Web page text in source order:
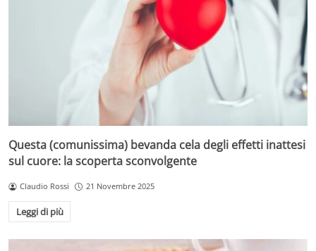
Questa (comunissima) bevanda cela degli effetti inattesi
sul cuore: la scoperta sconvolgente
Claudio Rossi 21 Novembre 2025
Leggi di più